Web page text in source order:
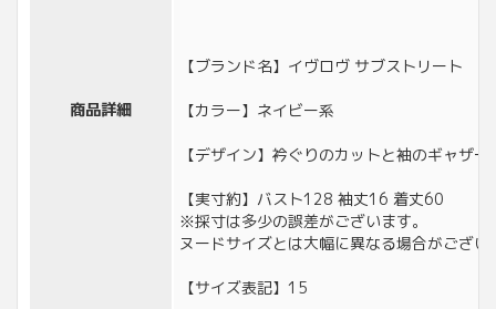
商品詳細
【ブランド名】イヴロヴ サブストリート
【カラー】ネイビー系
【デザイン】衿ぐりのカットと袖のギャザ
【実寸約】バスト128 袖丈16 着丈60
※採寸は多少の誤差がございます。
ヌードサイズとは大幅に異なる場合がござい
【サイズ表記】15